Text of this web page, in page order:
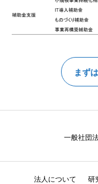
まず
一般社団
法人について 研